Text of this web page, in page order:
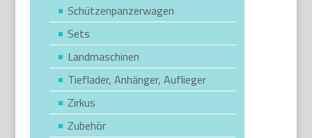
Schützenpanzerwagen
Sets
Landmaschinen
Tieflader, Anhänger, Auflieger
Zirkus
Zubehör